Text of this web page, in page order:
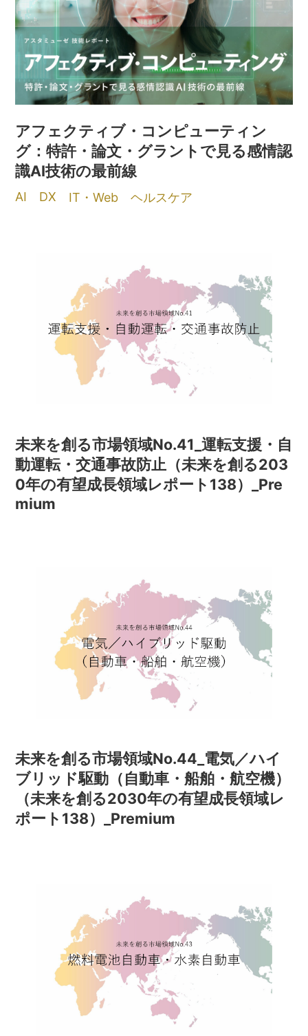
アフェクティブ・コンピューティン
グ：特許・論文・グラントで見る感情認
識AI技術の最前線
AI DX IT・Web ヘルスケア
未来を創る市場領域No.41_運転支援・自
動運転・交通事故防止（未来を創る203
0年の有望成長領域レポート138）_Pre
mium
未来を創る市場領域No.44_電気／ハイ
ブリッド駆動（自動車・船舶・航空機）
（未来を創る2030年の有望成長領域レ
ポート138）_Premium